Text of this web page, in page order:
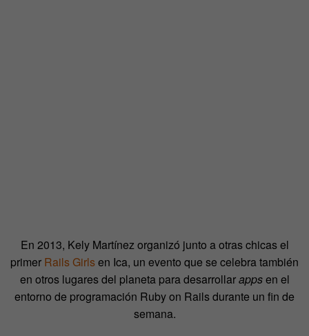
En 2013, Kely Martínez organizó junto a otras chicas el
primer Rails Girlsen Ica, un evento que se celebra también
en otros lugares del planeta para desarrollarappsen el
entorno de programación Ruby on Rails durante un fin de
semana.